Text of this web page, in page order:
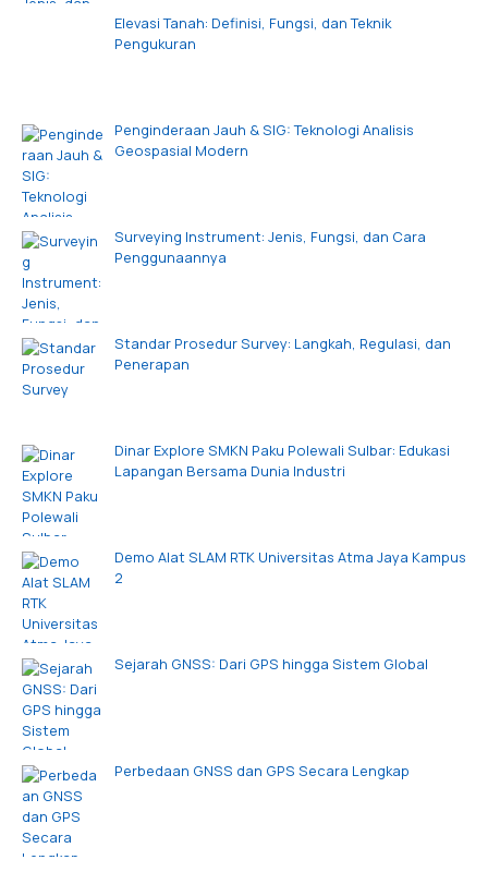
Elevasi Tanah: Definisi, Fungsi, dan Teknik
Pengukuran
Penginderaan Jauh & SIG: Teknologi Analisis
Geospasial Modern
Surveying Instrument: Jenis, Fungsi, dan Cara
Penggunaannya
Standar Prosedur Survey: Langkah, Regulasi, dan
Penerapan
Dinar Explore SMKN Paku Polewali Sulbar: Edukasi
Lapangan Bersama Dunia Industri
Demo Alat SLAM RTK Universitas Atma Jaya Kampus
2
Sejarah GNSS: Dari GPS hingga Sistem Global
Perbedaan GNSS dan GPS Secara Lengkap